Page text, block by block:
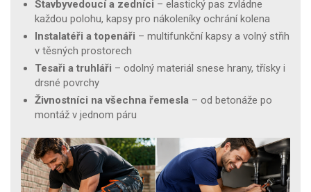
Stavbyvedoucí a zedníci – elastický pas zvládne
každou polohu, kapsy pro nákoleníky ochrání kolena
Instalatéři a topenáři – multifunkční kapsy a volný střih
v těsných prostorech
Tesaři a truhláři – odolný materiál snese hrany, třísky i
drsné povrchy
Živnostníci na všechna řemesla – od betonáže po
montáž v jednom páru